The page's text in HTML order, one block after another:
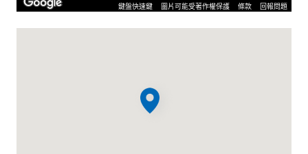
鍵盤快速鍵 圖片可能受著作權保護 條款 回報問題